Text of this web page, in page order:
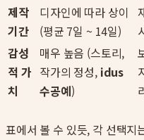
제작
기간
디자인에 따라 상이
(평균 7일 ~ 14일)
감성
적 가
치
매우 높음 (스토리,
작가의 정성, idus
수공예)
표에서 볼 수 있듯, 각 선택지